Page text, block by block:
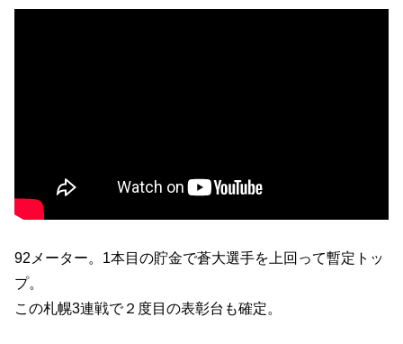
92メーター。1本目の貯金で蒼大選手を上回って暫定トッ
プ。
この札幌3連戦で２度目の表彰台も確定。